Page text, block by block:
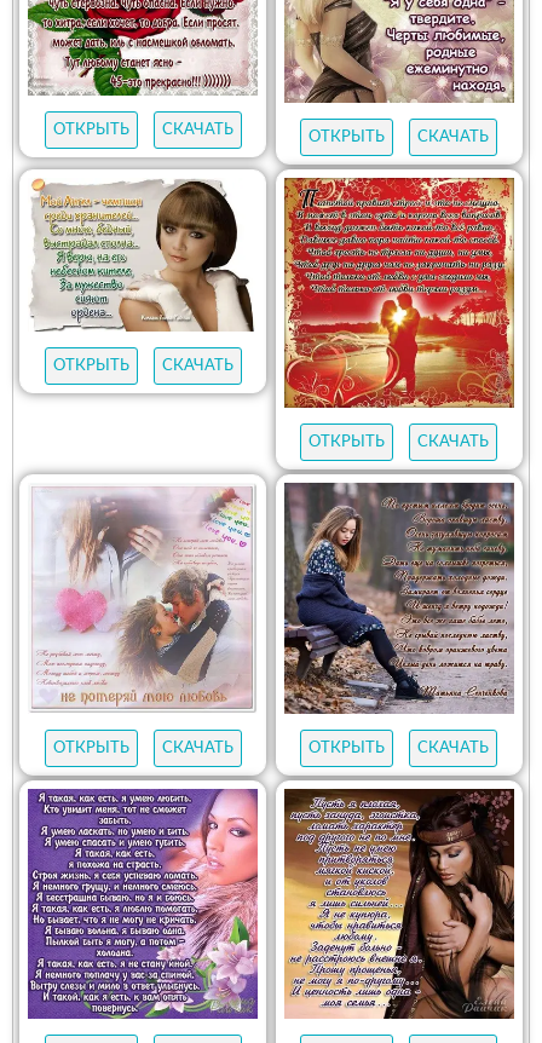
ОТКРЫТЬ СКАЧАТЬ ОТКРЫТЬ СКАЧАТЬ
ОТКРЫТЬ СКАЧАТЬ
ОТКРЫТЬ СКАЧАТЬ
ОТКРЫТЬ СКАЧАТЬ ОТКРЫТЬ СКАЧАТЬ